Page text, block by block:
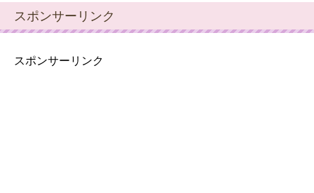
スポンサーリンク
スポンサーリンク